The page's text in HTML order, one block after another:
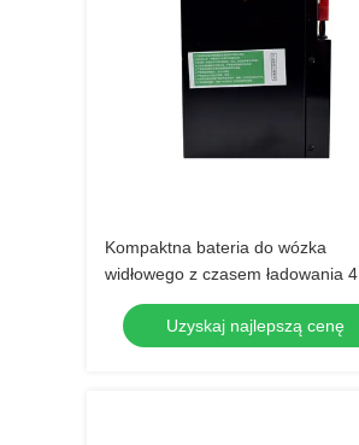
Kompaktna bateria do wózka
widłowego z czasem ładowania 4
godziny 185*84.5*250mm
Uzyskaj najlepszą cenę